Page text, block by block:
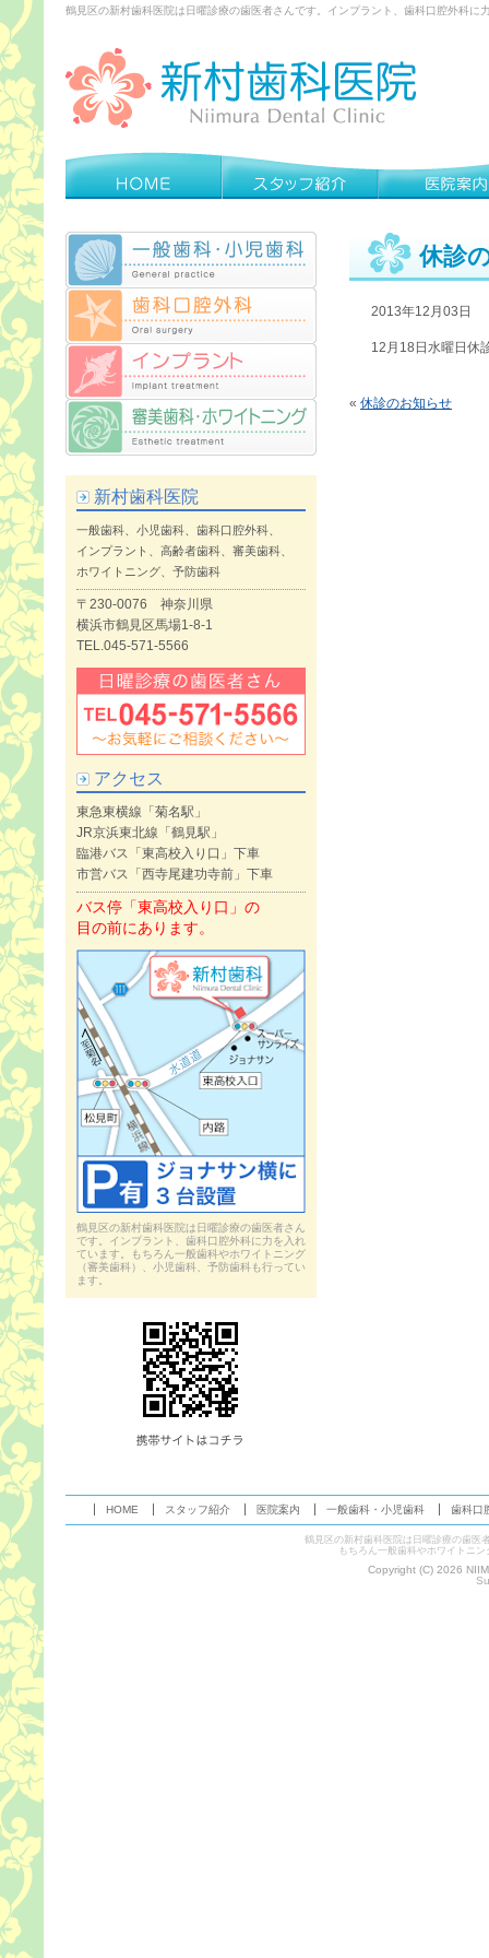
鶴見区の新村歯科医院は日曜診療の歯医者さんです。インプラント、歯科口腔外科
休診
2013年12月03日
12月18日水曜日休
« 休診のお知らせ
新村歯科医院
一般歯科、小児歯科、歯科口腔外科、
インプラント、高齢者歯科、審美歯科、
ホワイトニング、予防歯科
〒230-0076 神奈川県
横浜市鶴見区馬場1-8-1
TEL.045-571-5566
アクセス
東急東横線「菊名駅」
JR京浜東北線「鶴見駅」
臨港バス「東高校入り口」下車
市営バス「西寺尾建功寺前」下車
バス停「東高校入り口」の
目の前にあります。
鶴見区の新村歯科医院は日曜診療の歯医者さん
です。インプラント、歯科口腔外科に力を入れ
ています。もちろん一般歯科やホワイトニング
（審美歯科）、小児歯科、予防歯科も行ってい
ます。
HOME スタッフ紹介 医院案内 一般歯科・小児歯科 歯科口
鶴見区の新村歯科医院は日曜診療の歯医
もちろん一般歯科やホワイトニ
Copyright (C) 2026